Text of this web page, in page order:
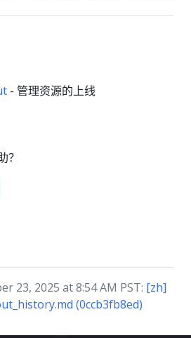
- 管理资源的上线
？
23, 2025 at 8:54 AM PST: [zh]
(0ccb3fb8ed)